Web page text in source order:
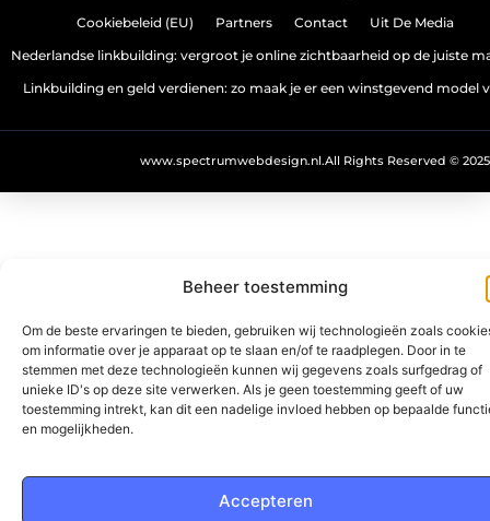
Beheer toestemming
Om de beste ervaringen te bieden, gebruiken wij technologieën zoals
om informatie over je apparaat op te slaan en/of te raadplegen. Door in te
stemmen met deze technologieën kunnen wij gegevens zoals surfgedrag of
unieke ID's op deze site verwerken. Als je geen toestemming geeft of uw
toestemming intrekt, kan dit een nadelige invloed hebben op bepaalde
en mogelijkheden.
Accepteren
Cookiebeleid (EU) Partners Contact Uit De Media
Nederlandse linkbuilding: vergroot je online zichtbaarheid op de juiste
Linkbuilding en geld verdienen: zo maak je er een winstgevend model
All Rights Reserved © 2025
www.spectrumwebdesign.nl.